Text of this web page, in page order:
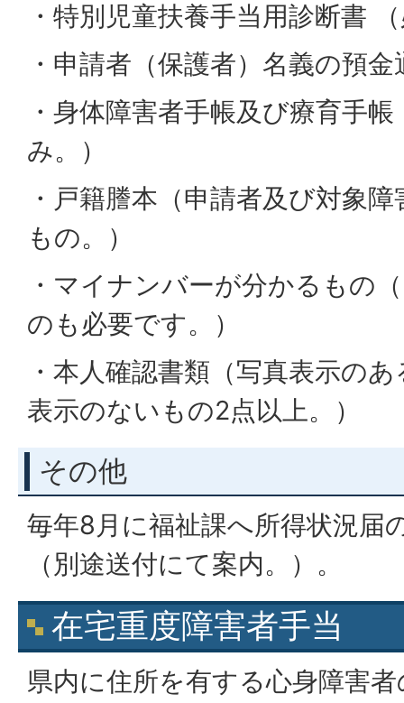
・特別児童扶養手当用診断書
・申請者（保護者）名義の預金
・身体障害者手帳及び療育手
み。）
・戸籍謄本（申請者及び対象
もの。）
・マイナンバーが分かるもの
のも必要です。）
・本人確認書類（写真表示の
表示のないもの2点以上。）
その他
毎年8月に福祉課へ所得状況届
（別途送付にて案内。）。
在宅重度障害者手当
県内に住所を有する心身障害